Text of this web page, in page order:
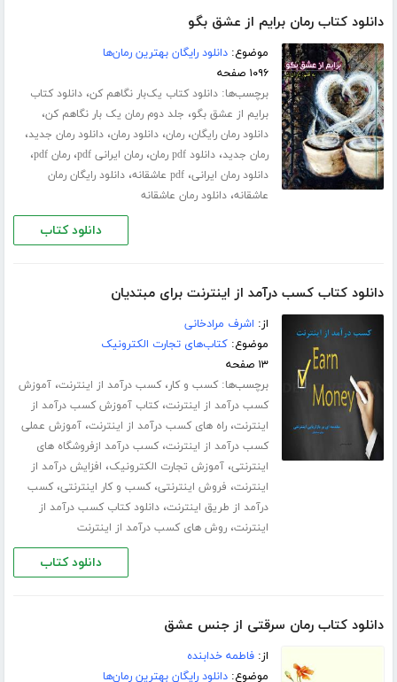
دانلود کتاب رمان برایم از عشق بگو
موضوع:دانلود رایگان بهترین رمان‌ها
۱۰۹۶ صفحه
برچسب‌ها:دانلود کتاب یک‌بار نگاهم کن،دانلود کتاب
برایم از عشق بگو، جلد دوم رمان یک بار نگاهم کن،
دانلود رمان رایگان،رمان،دانلود رمان،دانلود رمان جدید،
رمان جدید،دانلود pdf رمان ،رمان ایرانی pdf ،رمان pdf ،
دانلود رمان ایرانی،pdf عاشقانه ،دانلود رایگان رمان
عاشقانه،دانلود رمان عاشقانه
دانلود کتاب
دانلود کتاب کسب درآمد از اینترنت برای مبتدیان
از: اشرف مرادخانی
موضوع:کتاب‌های تجارت الکترونیک
۱۳ صفحه
برچسب‌ها:کسب و کار،کسب درآمد از اینترنت،آموزش
کسب درآمد از اینترنت،کتاب آموزش کسب درآمد از
اینترنت،راه های کسب درآمد از اینترنت،آموزش عملی
کسب درآمد از اینترنت،کسب درآمد ازفروشگاه های
اینترنتی،آموزش تجارت الکترونیک، افزایش درآمد از
اینترنت، فروش اینترنتی،کسب و کار اینترنتی،کسب
درآمد از طریق اینترنت،دانلود کتاب کسب درآمد از
اینترنت،روش های کسب درآمد از اینترنت
دانلود کتاب
دانلود کتاب رمان سرقتی از جنس عشق
از:فاطمه خدابنده
موضوع:دانلود رایگان بهترین رمان‌ها